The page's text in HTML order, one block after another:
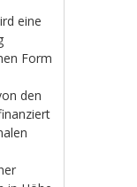
eine
Form
den